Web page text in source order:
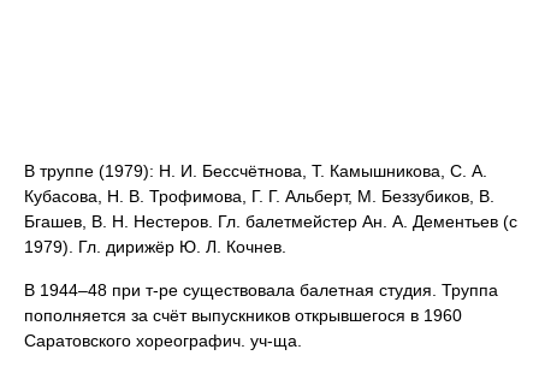
В труппе (1979): Н. И. Бессчётнова, Т. Камышникова, С. А.
Кубасова, Н. В. Трофимова, Г. Г. Альберт, М. Беззубиков, В.
Бгашев, В. Н. Нестеров. Гл. балетмейстер Ан. А. Дементьев (с
1979). Гл. дирижёр Ю. Л. Кочнев.
В 1944–48 при т-ре существовала балетная студия. Труппа
пополняется за счёт выпускников открывшегося в 1960
Саратовского хореографич. уч-ща.